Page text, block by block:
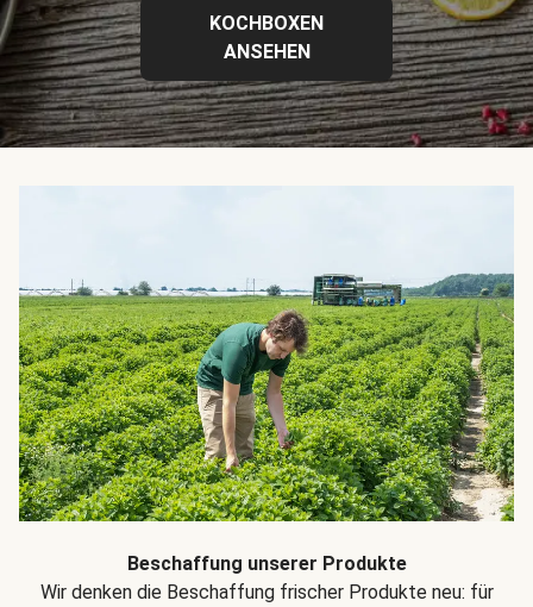
KOCHBOXEN
ANSEHEN
Beschaffung unserer Produkte
Wir denken die Beschaffung frischer Produkte neu: für